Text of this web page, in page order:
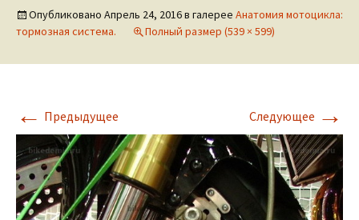
Опубликовано Апрель 24, 2016в галерее Анатомия мотоцикла:
тормозная система.
Полный размер (539 × 599)
← Предыдущее Следующее →